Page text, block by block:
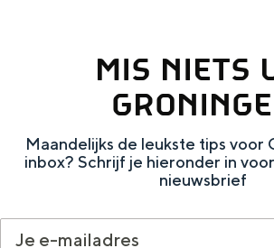
MIS NIETS
Maandelijks de leukste tips voor
inbox? Schrijf je hieronder in
nieuwsbrief